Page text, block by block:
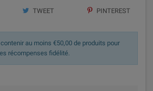
TWEET PINTEREST
au moins €50,00 de produits pour
récompenses fidélité.